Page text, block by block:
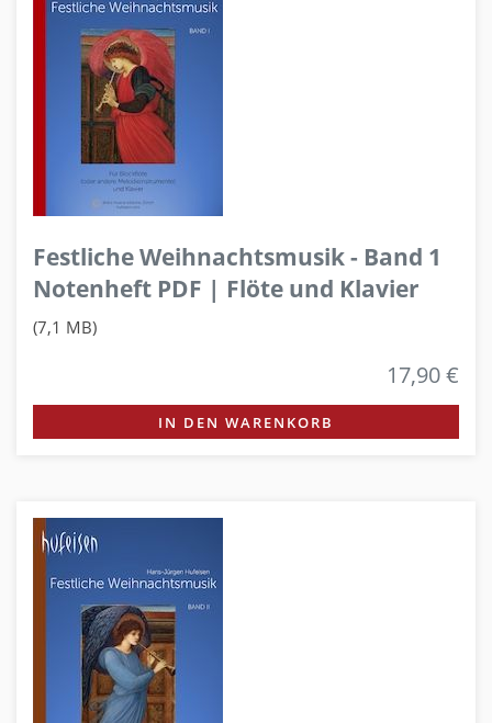
Festliche Weihnachtsmusik - Band 1
Notenheft PDF | Flöte und Klavier
(7,1 MB)
17,90 €
IN DEN WARENKORB